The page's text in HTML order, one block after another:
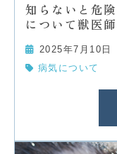
知らないと危
について獣医
2025年7月10日
病気について